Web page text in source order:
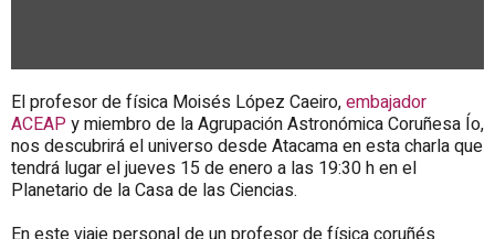
El profesor de física Moisés López Caeiro,embajador
ACEAPy miembro de la Agrupación Astronómica Coruñesa Ío,
nos descubrirá el universo desde Atacama en esta charla que
tendrá lugar el jueves 15 de enero a las 19:30 h en el
Planetario de la Casa de las Ciencias.